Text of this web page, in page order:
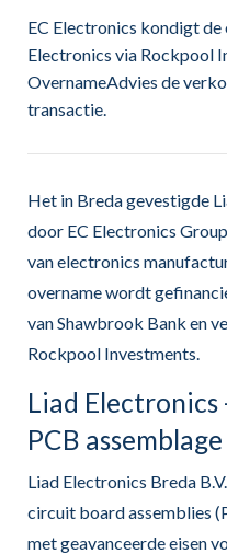
EC Electronics kondigt de
Electronics via Rockpool
OvernameAdvies de
transactie.
Het in Breda gevestigde
door EC Electronics
van electronics
overname wordt
van Shawbrook Bank en
Rockpool Investments.
Liad Electronics
PCB assemblage
Liad Electronics Breda
circuit board assemblies
met geavanceerde eisen